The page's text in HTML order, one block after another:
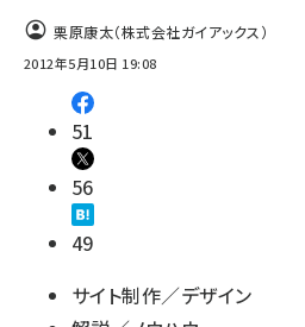
セミナー (2303)
z世代 (1622)
meo (1275)
llmo (1161)
栗原康太（株式会社ガイアックス）
2012年5月10日 19:08
51
56
49
サイト制作／デザイン